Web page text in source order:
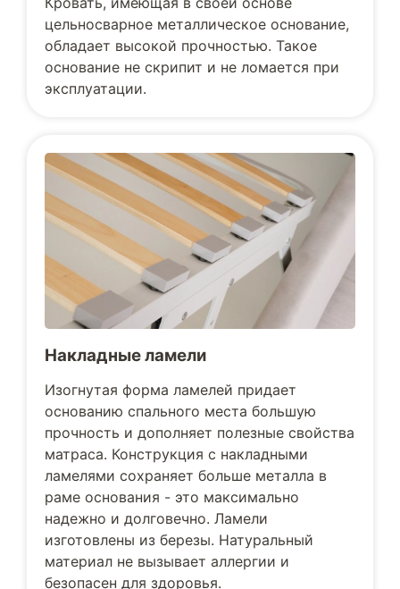
цельносварное металлическое основание,
обладает высокой прочностью. Такое
основание не скрипит и не ломается при
эксплуатации.
Накладные ламели
Изогнутая форма ламелей придает
основанию спального места большую
прочность и дополняет полезные свойства
матраса. Конструкция с накладными
ламелями сохраняет больше металла в
раме основания - это максимально
надежно и долговечно. Ламели
изготовлены из березы. Натуральный
материал не вызывает аллергии и
безопасен для здоровья.